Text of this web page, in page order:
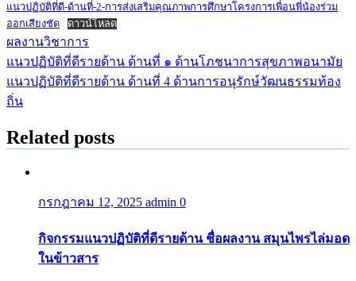
แนวปฏิบัติที่ดี-ด้านที่-2-การส่งเสริมคุณภาพการศึกษาโครงการเพื่อนพี่น้องร่วม
ออกเสียงชัด
ดาวน์โหลด
ผลงานวิชาการ
แนะแนว
เรื่อง
แนวปฏิบัติที่ดีรายด้าน ด้านที่ ๑ ด้านโภชนาการสุขภาพอนามัย
แนวปฏิบัติที่ดีรายด้าน ด้านที่ 4 ด้านการอนุรักษ์วัฒนธรรมท้อง
ถิ่น
Related posts
กรกฎาคม 12, 2025 admin 0
กิจกรรมแนวปฏิบัติที่ดีรายด้าน ชื่อผลงาน สมุนไพรไล่มอด
ในข้าวสาร